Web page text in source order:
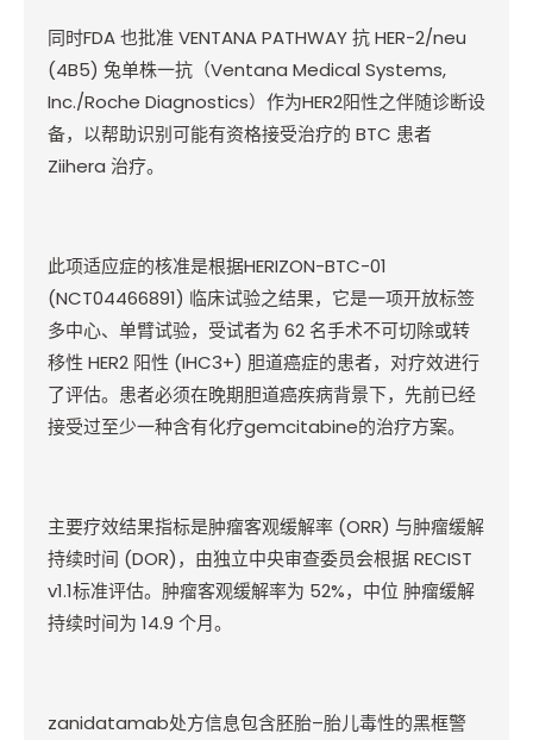
同时FDA也批准 VENTANA PATHWAY抗HER-2/neu
(4B5) 兔单株一抗（Ventana Medical Systems,
Inc./Roche Diagnostics）作为HER2阳性之伴随诊断设
备，以帮助识别可能有资格接受治疗的 BTC 患者
Ziihera 治疗。
此项适应症的核准是根据HERIZON-BTC-01
(NCT04466891) 临床试验之结果，它是一项开放标签
多中心、单臂试验，受试者为 62 名手术不可切除或转
移性 HER2 阳性 (IHC3+) 胆道癌症的患者，对疗效进行
了评估。患者必须在晚期胆道癌疾病背景下，先前已经
接受过至少一种含有化疗gemcitabine的治疗方案。
主要疗效结果指标是肿瘤客观缓解率 (ORR) 与肿瘤缓解
持续时间 (DOR)，由独立中央审查委员会根据RECIST
v1.1标准评估。肿瘤客观缓解率为 52%，中位 肿瘤缓解
持续时间为 14.9 个月。
zanidatamab处方信息包含胚胎–胎儿毒性的黑框警